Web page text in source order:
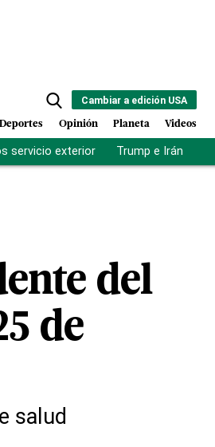
Cambiar a edición USA
Deportes Opinión Planeta Videos
servicio exterior Trump e Irán
del
de
salud